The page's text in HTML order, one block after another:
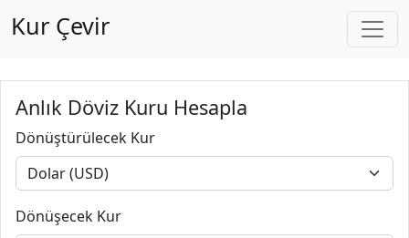
Kur Çevir
Anlık Döviz Kuru Hesapla
Dönüştürülecek Kur
Dönüşecek Kur